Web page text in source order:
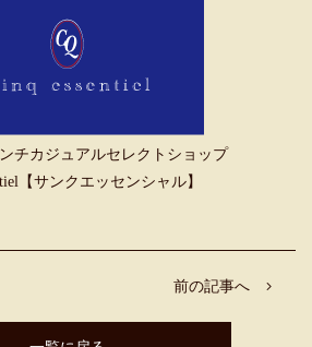
チカジュアルセレクトショップ
【サンクエッセンシャル】
前の記事へ